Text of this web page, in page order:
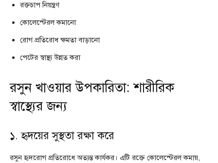
রক্তচাপ নিয়ন্ত্রণ
কোলেস্টেরল কমানো
রোগ প্রতিরোধ ক্ষমতা বাড়ানো
পেটের স্বাস্থ্য উন্নত করা
রসুন খাওয়ার উপকারিতা: শারীরিক
স্বাস্থ্যের জন্য
১. হৃদয়ের সুস্থতা রক্ষা করে
রসুন হৃদরোগ প্রতিরোধে অত্যন্ত কার্যকর। এটি রক্তে কোলেস্টেরল কমায়,